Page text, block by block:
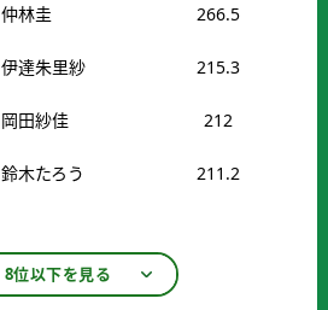
仲林圭 266.5
伊達朱里紗 215.3
岡田紗佳 212
鈴木たろう 211.2
8位以下を見る